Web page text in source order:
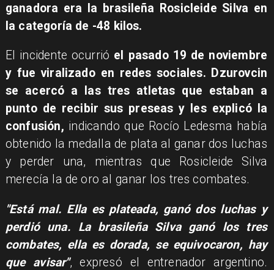
ganadora era la brasileña Rosicleide Silva en
la categoría de -48 kilos.
El incidente ocurrió el pasado 19 de noviembre
y fue viralizado en redes sociales. Dzurovcin
se acercó a las tres atletas que estaban a
punto de recibir sus preseas y les explicó la
confusión, indicando que Rocío Ledesma había
obtenido la medalla de plata al ganar dos luchas
y perder una, mientras que Rosicleide Silva
merecía la de oro al ganar los tres combates.
"Está mal. Ella es plateada, ganó dos luchas y
perdió una. La brasileña Silva ganó los tres
combates, ella es dorada, se equivocaron, hay
que avisar", expresó el entrenador argentino.